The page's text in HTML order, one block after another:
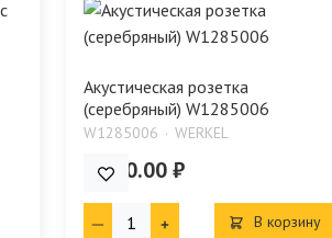
Акустическая розетка
(серебряный) W1285006
W1285006 WERKEL
1 130.00 ₽
В корзину